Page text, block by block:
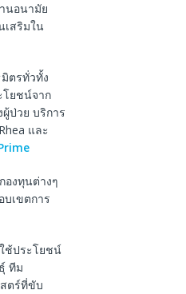
นอนามัย
เสริมใน
ตรทั่วทั้ง
โยชน์จาก
ป่วย บริการ
และ
องทุนต่างๆ
บเขตการ
ช้ประโยชน์
ทีม
ตร์ที่ขับ